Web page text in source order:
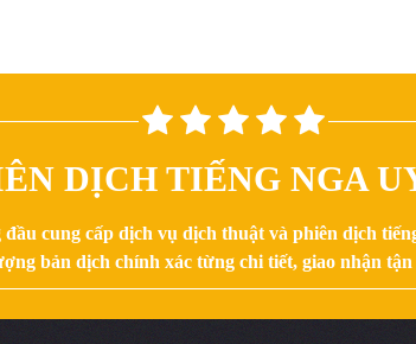
DỊCH TIẾNG NGA
cung cấp dịch vụ dịch thuật và phiên dịch
bản dịch chính xác từng chi tiết, giao nhận